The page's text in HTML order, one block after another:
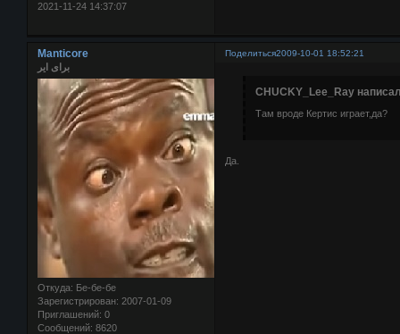
2021-11-24 14:37:07
Поделиться2009-10-01 18:52:21
Manticore
برای ایر
Откуда: Бе-бе-бе
Зарегистрирован: 2007-01-09
Приглашений: 0
Сообщений: 8620
CHUCKY_Lee_Ray
Там вроде Кертис играет,да?
Да.